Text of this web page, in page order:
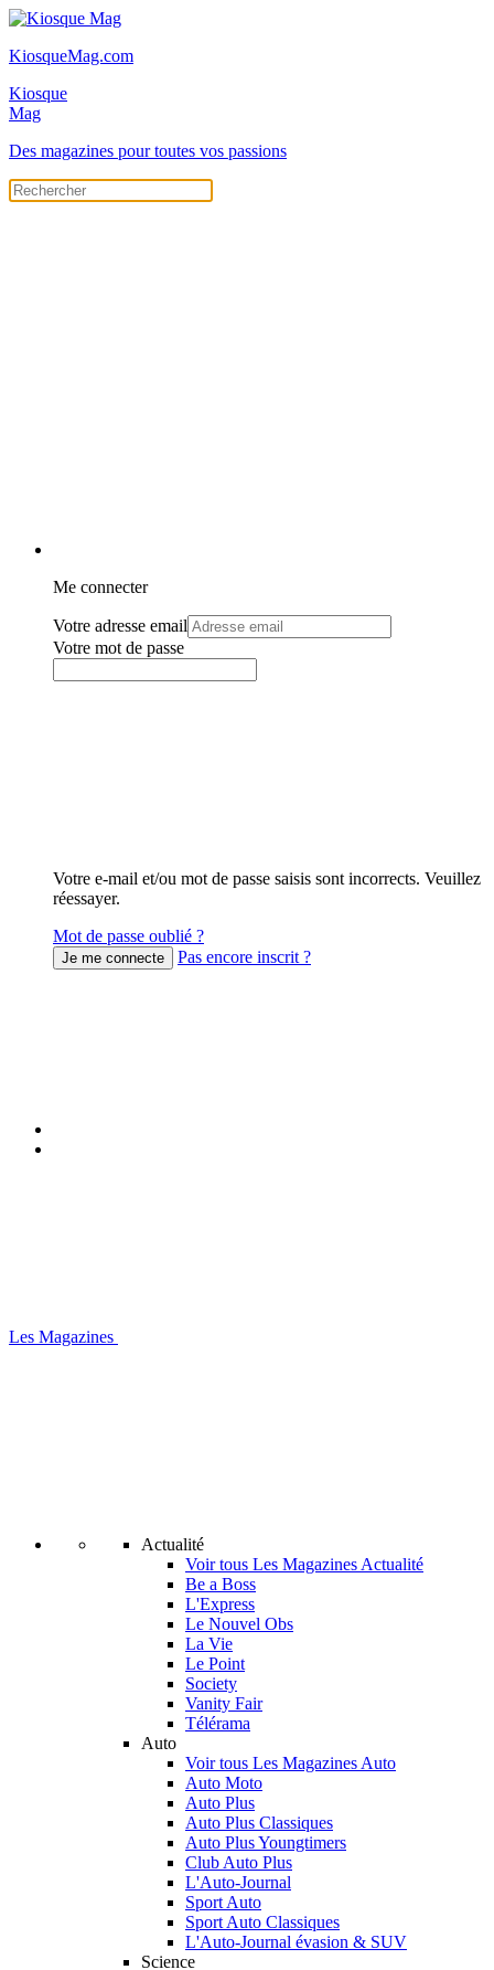
KiosqueMag.com
Kiosque
Mag
Des magazines pour toutes vos passions
Me connecter
Votre adresse email
Votre mot de passe
Votre e-mail et/ou mot de passe saisis sont incorrects. Veuillez
réessayer.
Mot de passe oublié ?
Pas encore inscrit ?
Les Magazines
Actualité
Voir tous Les Magazines Actualité
Be a Boss
L'Express
Le Nouvel Obs
La Vie
Le Point
Society
Vanity Fair
Télérama
Auto
Voir tous Les Magazines Auto
Auto Moto
Auto Plus
Auto Plus Classiques
Auto Plus Youngtimers
Club Auto Plus
L'Auto-Journal
Sport Auto
Sport Auto Classiques
L'Auto-Journal évasion & SUV
Science